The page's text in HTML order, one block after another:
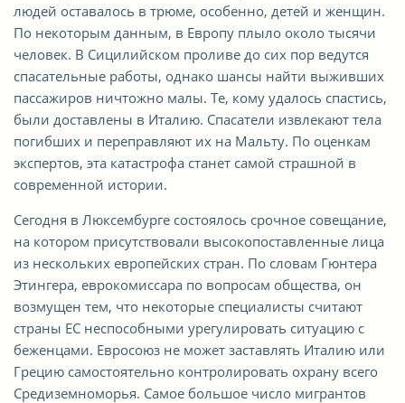
людей оставалось в трюме, особенно, детей и женщин.
По некоторым данным, в Европу плыло около тысячи
человек. В Сицилийском проливе до сих пор ведутся
спасательные работы, однако шансы найти выживших
пассажиров ничтожно малы. Те, кому удалось спастись,
были доставлены в Италию. Спасатели извлекают тела
погибших и переправляют их на Мальту. По оценкам
экспертов, эта катастрофа станет самой страшной в
современной истории.
Сегодня в Люксембурге состоялось срочное совещание,
на котором присутствовали высокопоставленные лица
из нескольких европейских стран. По словам Гюнтера
Этингера, еврокомиссара по вопросам общества, он
возмущен тем, что некоторые специалисты считают
страны ЕС неспособными урегулировать ситуацию с
беженцами. Евросоюз не может заставлять Италию или
Грецию самостоятельно контролировать охрану всего
Средиземноморья. Самое большое число мигрантов